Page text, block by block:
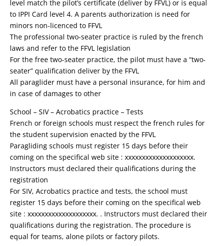
level match the pilot’s certificate (deliver by FFVL) or is equal
to IPPI Card level 4. A parents authorization is need for
minors non-licenced to FFVL
The professional two-seater practice is ruled by the french
laws and refer to the FFVL legislation
For the free two-seater practice, the pilot must have a “two-
seater” qualification deliver by the FFVL
All paraglider must have a personal insurance, for him and
in case of damages to other
School – SIV – Acrobatics practice – Tests
French or foreign schools must respect the french rules for
the student supervision enacted by the FFVL
Paragliding schools must register 15 days before their
coming on the specifical web site : xxxxxxxxxxxxxxxxxxxx.
Instructors must declared their qualifications during the
registration
For SIV, Acrobatics practice and tests, the school must
register 15 days before their coming on the specifical web
site : xxxxxxxxxxxxxxxxxxxx. . Instructors must declared their
qualifications during the registration. The procedure is
equal for teams, alone pilots or factory pilots.